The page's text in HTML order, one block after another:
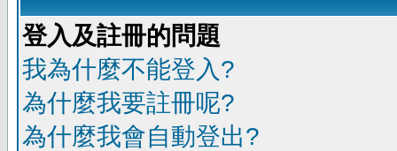
登入及註冊的問題
我為什麼不能登入?
為什麼我要註冊呢?
為什麼我會自動登出?